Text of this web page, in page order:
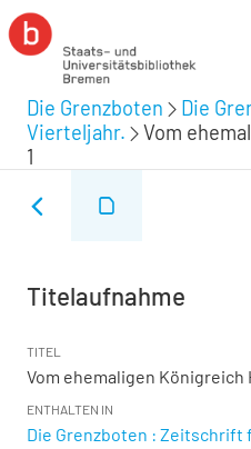
Die Grenzboten Die
Vierteljahr.
Vom
1
Titelaufnahme
TITEL
Vom ehemaligen Königreich
ENTHALTEN IN
Die Grenzboten :